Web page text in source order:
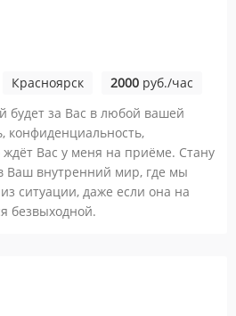
Красноярск 2000 руб./час
будет за Вас в любой вашей
конфиденциальность,
ждёт Вас у меня на приёме. Стану
Ваш внутренний мир, где мы
ситуации, даже если она на
безвыходной.